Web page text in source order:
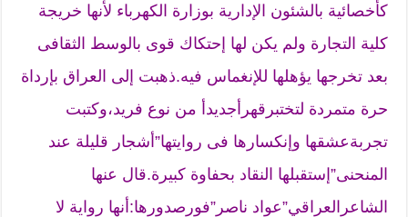
كأخصائية بالشئون الإدارية بوزارة الكهرباء لأنها خريجة
كلية التجارة ولم يكن لها إحتكاك قوى بالوسط الثقافى
بعد تخرجها يؤهلها للإنغماس فيه.ذهبت إلى العراق بإرداة
حرة متمردة لتختبرقهرأجديدأ من نوع فريد،وكتبت
تجربةعشقها وإنكسارها فى روايتها”أشجار قليلة عند
المنحنى”إستقبلها النقاد بحفاوة كبيرة.قال عنها
الشاعرالعراقي”عواد ناصر”فورصدورها:أنها رواية لا